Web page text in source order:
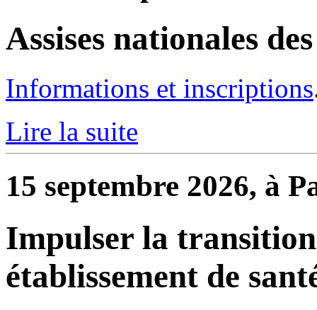
Assises nationales
Informations et inscriptions
Lire la suite
15 septembre 2026, à
Impulser la transition
établissement de